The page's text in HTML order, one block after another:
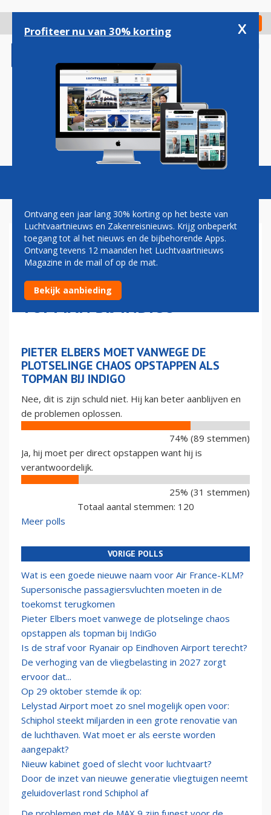
gaan
Check in
Magazine Podcasts Vacatures
PIETER ELBERS MOET
VANWEGE DE PLOTSELINGE
CHAOS OPSTAPPEN ALS
TOPMAN BIJ INDIGO
PIETER ELBERS MOET VANWEGE DE
PLOTSELINGE CHAOS OPSTAPPEN ALS
TOPMAN BIJ INDIGO
Nee, dit is zijn schuld niet. Hij kan beter aanblijven en
de problemen oplossen.
74% (89 stemmen)
Ja, hij moet per direct opstappen want hij is
verantwoordelijk.
25% (31 stemmen)
Totaal aantal stemmen: 120
Meer polls
VORIGE POLLS
Wat is een goede nieuwe naam voor Air France-KLM?
Supersonische passagiersvluchten moeten in de
toekomst terugkomen
Pieter Elbers moet vanwege de plotselinge chaos
opstappen als topman bij IndiGo
Is de straf voor Ryanair op Eindhoven Airport terecht?
De verhoging van de vliegbelasting in 2027 zorgt
ervoor dat...
Op 29 oktober stemde ik op:
Lelystad Airport moet zo snel mogelijk open voor:
Schiphol steekt miljarden in een grote renovatie van
de luchthaven. Wat moet er als eerste worden
aangepakt?
Nieuw kabinet goed of slecht voor luchtvaart?
Door de inzet van nieuwe generatie vliegtuigen neemt
geluidoverlast rond Schiphol af
Profiteer nu van 30% korting x
Ontvang een jaar lang 30% korting op het beste van
Luchtvaartnieuws en Zakenreisnieuws. Krijg onbeperkt
toegang tot al het nieuws en de bijbehorende Apps.
Ontvang tevens 12 maanden het Luchtvaartnieuws
Magazine in de mail of op de mat.
Bekijk aanbieding